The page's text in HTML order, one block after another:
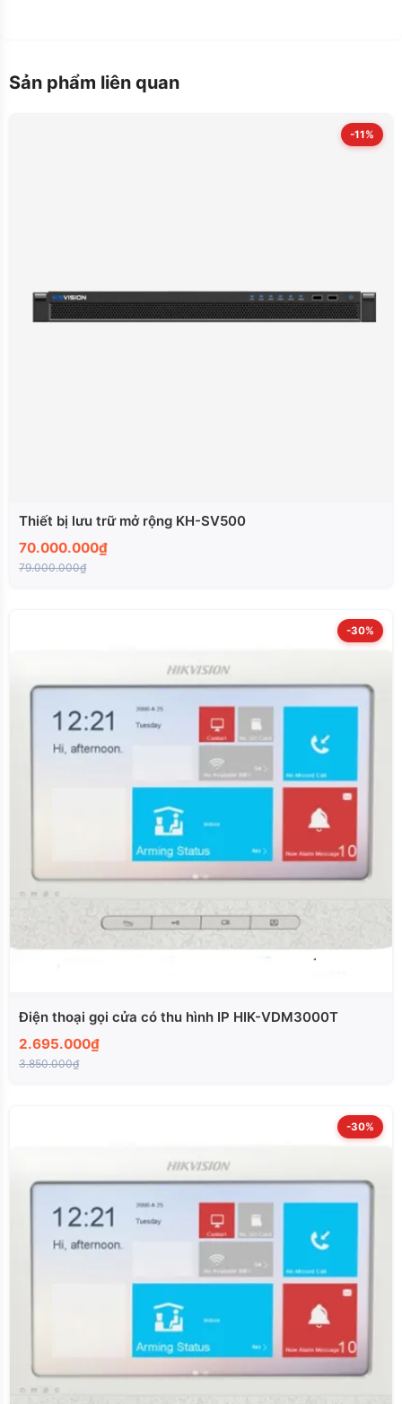
Sản phẩm liên quan
-11%
Thiết bị lưu trữ mở rộng KH-SV500
70.000.000₫
79.000.000₫
-30%
Điện thoại gọi cửa có thu hình IP HIK-VDM3000T
2.695.000₫
3.850.000₫
-30%